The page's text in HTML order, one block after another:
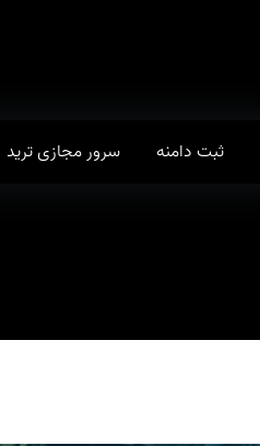
ثبت دامنه سرور مجازی ترید